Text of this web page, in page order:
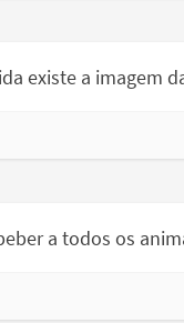
existe a imagem
a todos os